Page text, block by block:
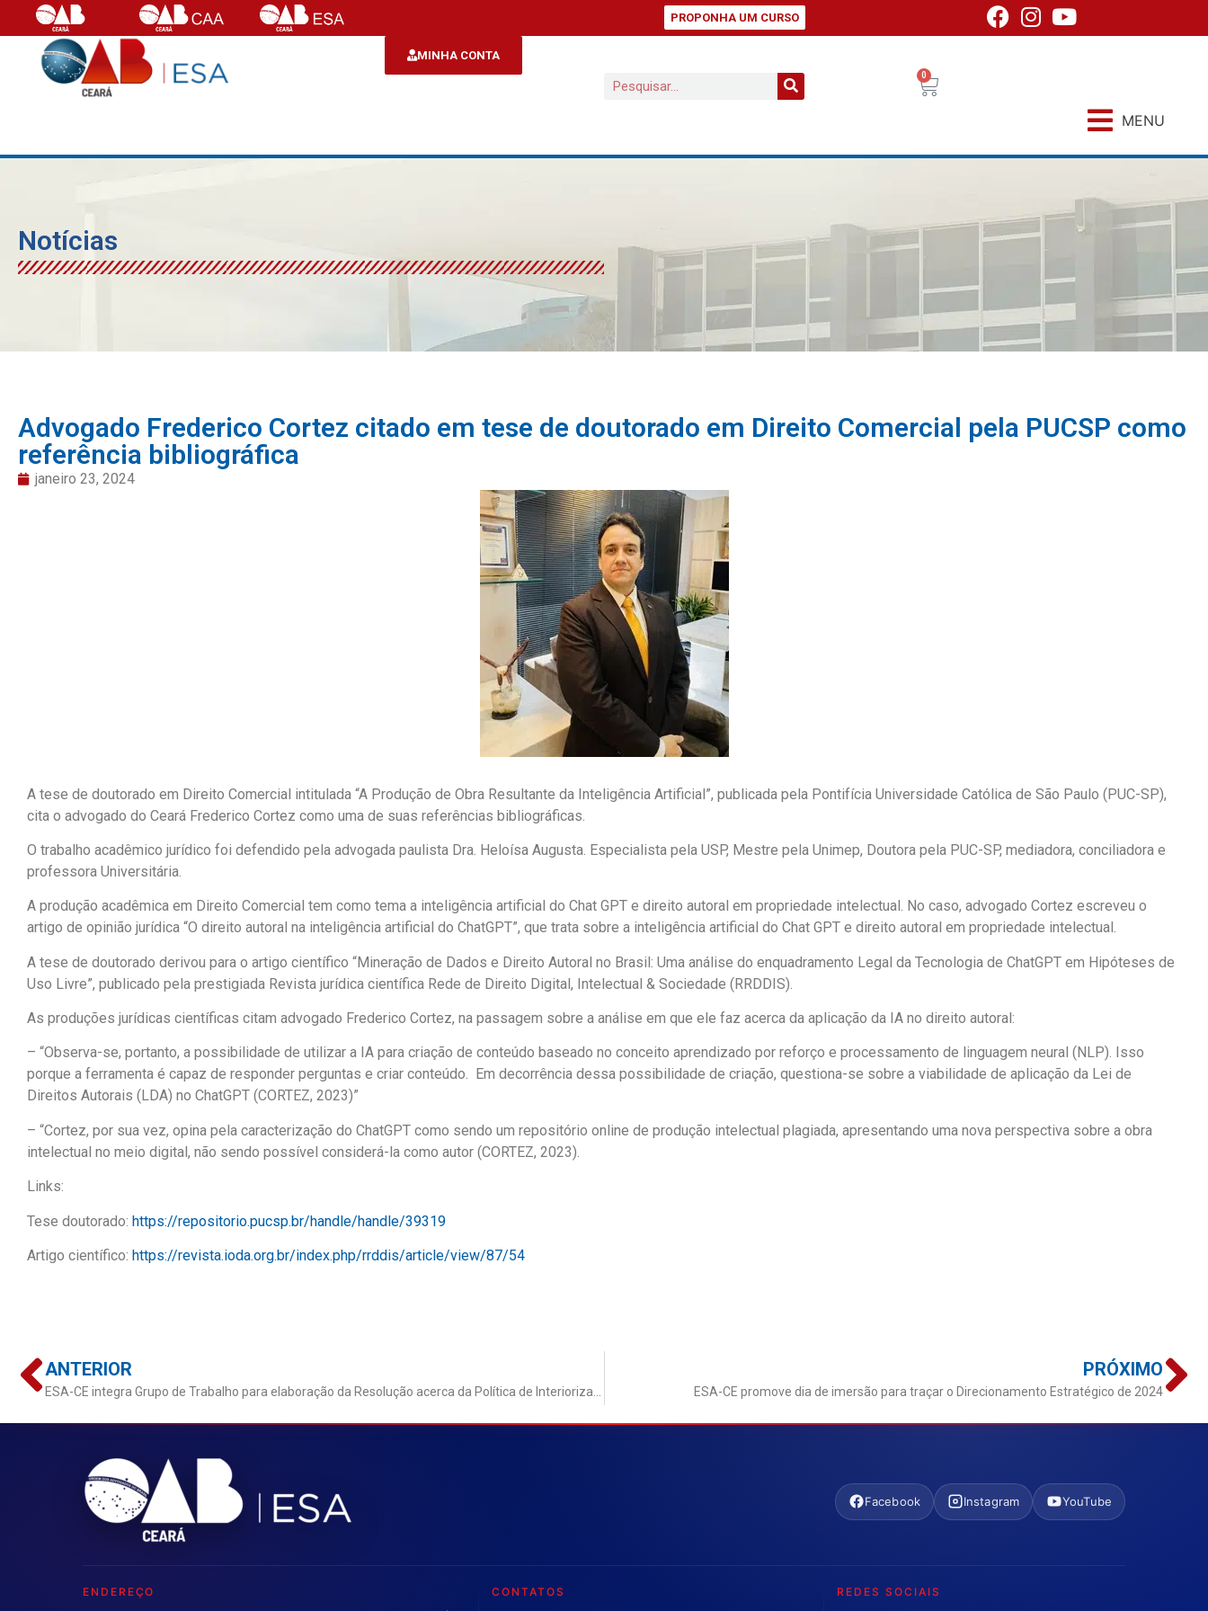
PROPONHA UM CURSO
MINHA CONTA
0
MENU
Notícias
Advogado Frederico Cortez citado em tese de doutorado em Direito Comercial pela PUCSP como
referência bibliográfica
janeiro 23, 2024
A tese de doutorado em Direito Comercial intitulada “A Produção de Obra Resultante da Inteligência Artificial”, publicada pela Pontifícia Universidade Católica de São Paulo (PUC-SP),
cita o advogado do Ceará Frederico Cortez como uma de suas referências bibliográficas.
O trabalho acadêmico jurídico foi defendido pela advogada paulista Dra. Heloísa Augusta. Especialista pela USP, Mestre pela Unimep, Doutora pela PUC-SP, mediadora, conciliadora e
professora Universitária.
A produção acadêmica em Direito Comercial tem como tema a inteligência artificial do Chat GPT e direito autoral em propriedade intelectual. No caso, advogado Cortez escreveu o
artigo de opinião jurídica “O direito autoral na inteligência artificial do ChatGPT”, que trata sobre a inteligência artificial do Chat GPT e direito autoral em propriedade intelectual.
A tese de doutorado derivou para o artigo científico “Mineração de Dados e Direito Autoral no Brasil: Uma análise do enquadramento Legal da Tecnologia de ChatGPT em Hipóteses de
Uso Livre”, publicado pela prestigiada Revista jurídica científica Rede de Direito Digital, Intelectual & Sociedade (RRDDIS).
As produções jurídicas científicas citam advogado Frederico Cortez, na passagem sobre a análise em que ele faz acerca da aplicação da IA no direito autoral:
– “Observa-se, portanto, a possibilidade de utilizar a IA para criação de conteúdo baseado no conceito aprendizado por reforço e processamento de linguagem neural (NLP). Isso
porque a ferramenta é capaz de responder perguntas e criar conteúdo. Em decorrência dessa possibilidade de criação, questiona-se sobre a viabilidade de aplicação da Lei de
Direitos Autorais (LDA) no ChatGPT (CORTEZ, 2023)”
– “Cortez, por sua vez, opina pela caracterização do ChatGPT como sendo um repositório online de produção intelectual plagiada, apresentando uma nova perspectiva sobre a obra
intelectual no meio digital, não sendo possível considerá-la como autor (CORTEZ, 2023).
Links:
Tese doutorado: https://repositorio.pucsp.br/handle/handle/39319
Artigo científico: https://revista.ioda.org.br/index.php/rrddis/article/view/87/54
ANTERIOR PRÓXIMO
ESA-CE promove dia de imersão para traçar o Direcionamento Estratégico de 2024
Facebook Instagram YouTube
ENDEREÇO
CONTATOS
REDES SOCIAIS